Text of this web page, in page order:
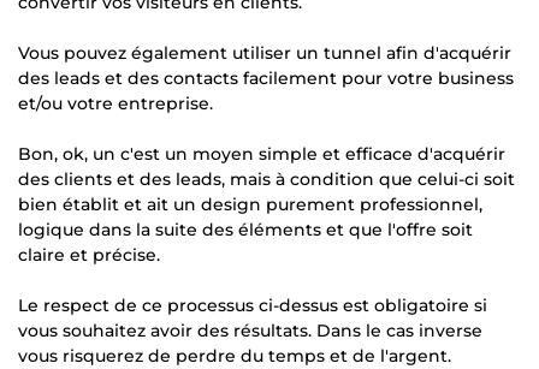
Vous pouvez également utiliser un tunnel afin d'acquérir
des leads et des contacts facilement pour votre business
et/ou votre entreprise.
Bon, ok, un c'est un moyen simple et efficace d'acquérir
des clients et des leads, mais à condition que celui-ci soit
bien établit et ait un design purement professionnel,
logique dans la suite des éléments et que l'offre soit
claire et précise.
Le respect de ce processus ci-dessus est obligatoire si
vous souhaitez avoir des résultats. Dans le cas inverse
vous risquerez de perdre du temps et de l'argent.